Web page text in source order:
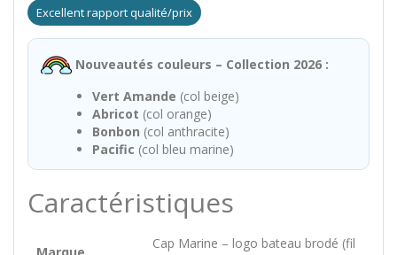
Excellent rapport qualité/prix
Nouveautés couleurs – Collection 2026 :
Vert Amande (col beige)
Abricot (col orange)
Bonbon (col anthracite)
Pacific (col bleu marine)
Caractéristiques
Cap Marine – logo bateau brodé (fil